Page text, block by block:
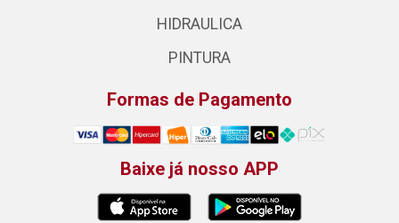
HIDRAULICA
PINTURA
Formas de Pagamento
Baixe já nosso APP